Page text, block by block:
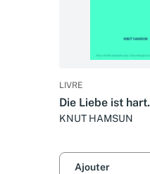
LIVRE
Die Liebe ist hart.
KNUT HAMSUN
Ajouter